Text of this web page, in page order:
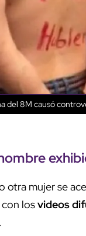
del 8M causó
otra mujer se
losvideos